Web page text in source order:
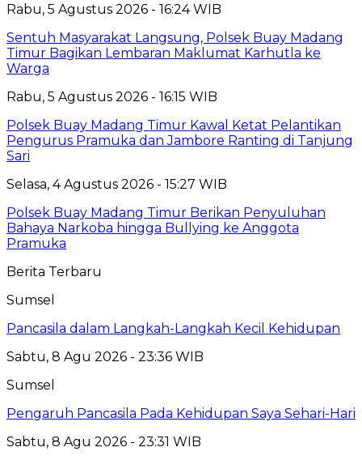
Rabu, 5 Agustus 2026 - 16:24 WIB
Sentuh Masyarakat Langsung, Polsek Buay Madang
Timur Bagikan Lembaran Maklumat Karhutla ke
Warga
Rabu, 5 Agustus 2026 - 16:15 WIB
Polsek Buay Madang Timur Kawal Ketat Pelantikan
Pengurus Pramuka dan Jambore Ranting di Tanjung
Sari
Selasa, 4 Agustus 2026 - 15:27 WIB
Polsek Buay Madang Timur Berikan Penyuluhan
Bahaya Narkoba hingga Bullying ke Anggota
Pramuka
Berita Terbaru
Sumsel
Pancasila dalam Langkah-Langkah Kecil Kehidupan
Sabtu, 8 Agu 2026 - 23:36 WIB
Sumsel
Pengaruh Pancasila Pada Kehidupan Saya Sehari-Hari
Sabtu, 8 Agu 2026 - 23:31 WIB